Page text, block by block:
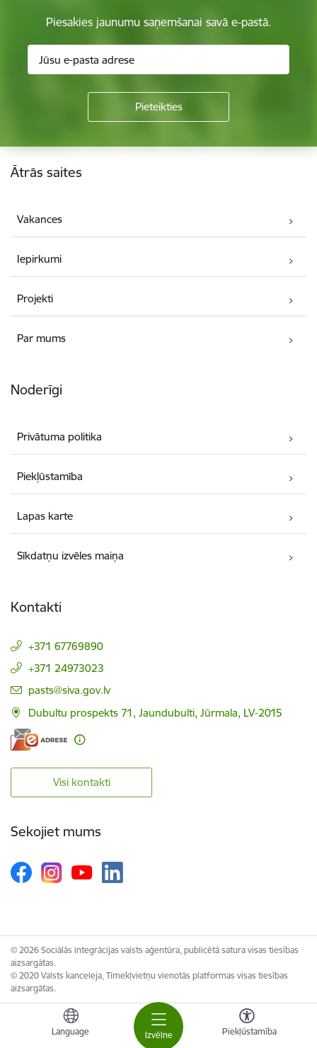
Izvēlne
Language Piekļūstamība
Piesakies jaunumu saņemšanai savā e-pastā.
Kājene
Ātrās saites
Vakances
Iepirkumi
Projekti
Par mums
Noderīgi
Privātuma politika
Piekļūstamība
Lapas karte
Sīkdatņu izvēles maiņa
Kontakti
+371 67769890
+371 24973023
E-pasts:
pasts@siva.gov.lv
Dubultu prospekts 71, Jaundubulti, Jūrmala, LV-2015
Visi kontakti
Sekojiet mums
© 2026 Sociālās integrācijas valsts aģentūra, publicētā satura visas tiesības
aizsargātas.
© 2020 Valsts kanceleja, Tīmekļvietņu vienotās platformas visas tiesības
aizsargātas.